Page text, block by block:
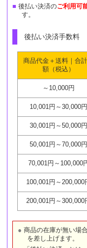
後払い決済のご利用可
す。
後払い決済手数料
商品代金＋送料｜合
額（税込）
～10,000円
10,001円～30,000円
30,001円～50,000円
50,001円～70,000円
70,001円～100,000
100,001円～200,000
200,001円～300,000
商品の在庫が無い場
を差し上げます。